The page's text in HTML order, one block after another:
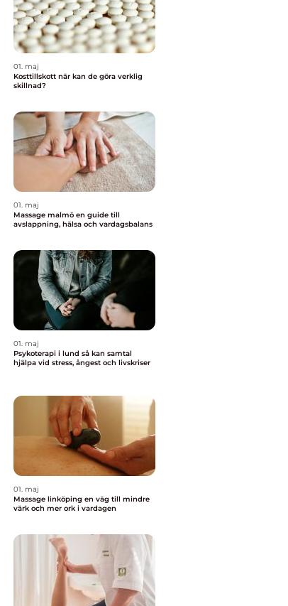
01. maj
Kosttillskott när kan de göra verklig
skillnad?
01. maj
Massage malmö en guide till
avslappning, hälsa och vardagsbalans
01. maj
Psykoterapi i lund så kan samtal
hjälpa vid stress, ångest och livskriser
01. maj
Massage linköping en väg till mindre
värk och mer ork i vardagen